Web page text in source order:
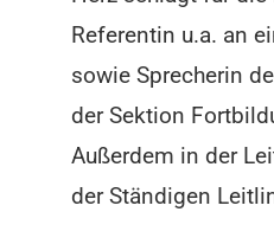
Referentin u.a. an
sowie Sprecherin
der Sektion
Außerdem in der
der Ständigen